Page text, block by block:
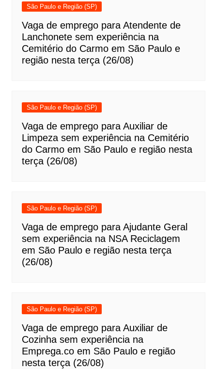
São Paulo e Região (SP)
Vaga de emprego para Atendente de
Lanchonete sem experiência na
Cemitério do Carmo em São Paulo e
região nesta terça (26/08)
São Paulo e Região (SP)
Vaga de emprego para Auxiliar de
Limpeza sem experiência na Cemitério
do Carmo em São Paulo e região nesta
terça (26/08)
São Paulo e Região (SP)
Vaga de emprego para Ajudante Geral
sem experiência na NSA Reciclagem
em São Paulo e região nesta terça
(26/08)
São Paulo e Região (SP)
Vaga de emprego para Auxiliar de
Cozinha sem experiência na
Emprega.co em São Paulo e região
nesta terça (26/08)